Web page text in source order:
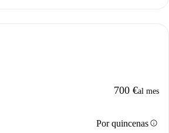
700 €al mes
Por quincenasinfo